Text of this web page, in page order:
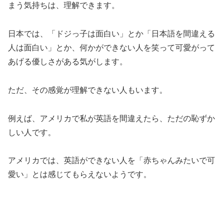
まう気持ちは、理解できます。
日本では、「ドジっ子は面白い」とか「日本語を間違える
人は面白い」とか、何かができない人を笑って可愛がって
あげる優しさがある気がします。
ただ、その感覚が理解できない人もいます。
例えば、アメリカで私が英語を間違えたら、ただの恥ずか
しい人です。
アメリカでは、英語ができない人を「赤ちゃんみたいで可
愛い」とは感じてもらえないようです。